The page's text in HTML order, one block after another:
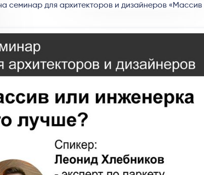
семинар для архитекторов и дизайнеров «Массив